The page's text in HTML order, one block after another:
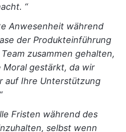
“
Anwesenheit während
der Produkteinführung
zusammen gehalten,
Moral gestärkt, da wir
auf Ihre Unterstützung
Fristen während des
selbst wenn